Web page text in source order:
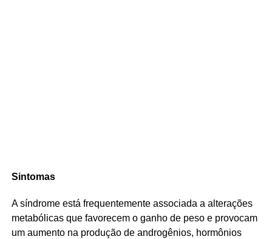
Sintomas
A síndrome está frequentemente associada a alterações
metabólicas que favorecem o ganho de peso e provocam
um aumento na produção de androgênios, hormônios